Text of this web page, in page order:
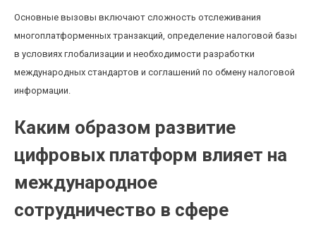
Основные вызовы включают сложность отслеживания
многоплатформенных транзакций, определение налоговой базы
в условиях глобализации и необходимости разработки
международных стандартов и соглашений по обмену налоговой
информации.
Каким образом развитие
цифровых платформ влияет на
международное
сотрудничество в сфере